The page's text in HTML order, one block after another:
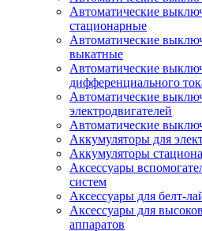
Автоматические
стационарные
Автоматические
выкатные
Автоматические
дифференциального
Автоматические
электродвигателей
Автоматические
Аккумуляторы для
Аккумуляторы
Аксессуары
систем
Аксессуары для белт-
Аксессуары для
аппаратов